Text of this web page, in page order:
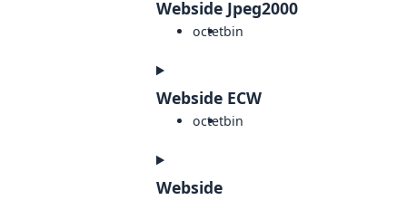
Webside Jpeg2000
octetbin
Webside ECW
octetbin
Webside